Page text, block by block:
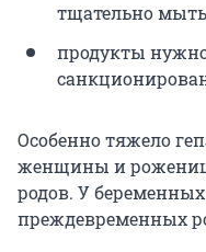
тщательно
продукты
Особенно тяжело
женщины и
родов. У
преждевременных